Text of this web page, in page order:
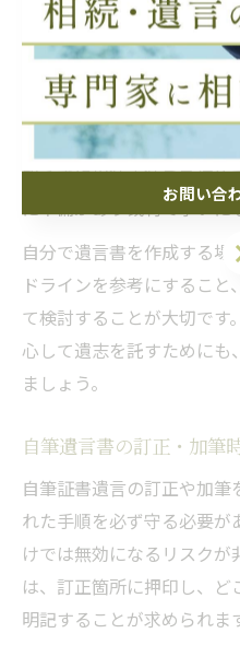
記載が必須となります。
なぜなら、これらの要件
くの遺志が反映されず、
スクが高まるためです。例
知らずに相続手続きを進
に不備があり裁判で争いに
自分で遺言書を作成する
ドラインを参考にするこ
て検討することが大切です
心して遺志を託すためにも
ましょう。
自筆遺言書の訂正・加筆
自筆証書遺言の訂正や加
れた手順を必ず守る必要が
けでは無効になるリスク
は、訂正箇所に押印し、
明記することが求められま
お問い合
お問い合